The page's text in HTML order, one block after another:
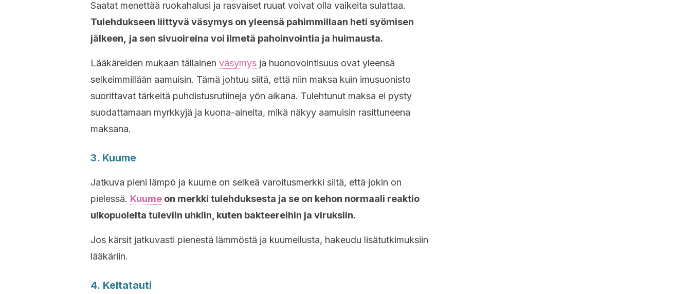
Saatat menettää ruokahalusi ja rasvaiset ruuat voivat olla vaikeita sulattaa.
Tulehdukseen liittyvä väsymys on yleensä pahimmillaan heti syömisen
jälkeen,
ja sen sivuoireina voi ilmetä pahoinvointia ja huimausta.
Lääkäreiden mukaan tällainen väsymys ja huonovointisuus ovat yleensä
selkeimmillään aamuisin. Tämä johtuu siitä, että niin maksa kuin imusuonisto
suorittavat tärkeitä puhdistusrutiineja yön aikana. Tulehtunut maksa ei pysty
suodattamaan myrkkyjä ja kuona-aineita, mikä näkyy aamuisin rasittuneena
maksana.
3. Kuume
Jatkuva pieni lämpö ja kuume on selkeä varoitusmerkki siitä, että jokin on
pielessä. Kuume on merkki tulehduksesta ja se on kehon normaali reaktio
ulkopuolelta tuleviin uhkiin, kuten bakteereihin ja viruksiin.
Jos kärsit jatkuvasti pienestä lämmöstä ja kuumeilusta, hakeudu lisätutkimuksiin
lääkäriin.
4. Keltatauti